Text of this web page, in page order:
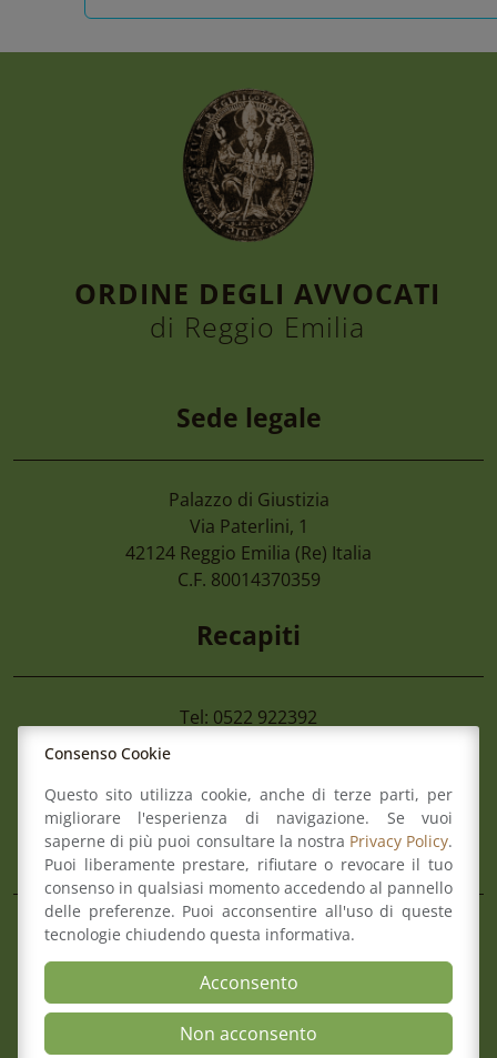
7 Agosto 2026
Camera Di Commercio Emilia –
Di Imprese Non Più Operative
ORDINE DEGLI AVVOCATI
di Reggio Emilia
Sede legale
Palazzo di Giustizia
Via Paterlini, 1
42124 Reggio Emilia (Re) Italia
C.F. 80014370359
Recapiti
Tel: 0522 922392
Pec:ord.reggioemilia@cert.legalmail.it
L’Ordine
Composizione del Consiglio
Commissioni
Comitato pari opportunità
Osservatori
Richiesta pareri di congruità
Consenso Cookie
Questo sito utilizza cookie, anche di terze parti, per
migliorare l'esperienza di navigazione. Se vuoi
saperne di più puoi consultare la nostra Privacy Policy.
Puoi liberamente prestare, rifiutare o revocare il tuo
consenso in qualsiasi momento accedendo al pannello
delle preferenze. Puoi acconsentire all'uso di queste
tecnologie chiudendo questa informativa.
Acconsento
Non acconsento